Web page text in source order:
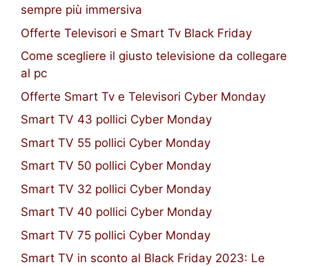
sempre più immersiva
Offerte Televisori e Smart Tv Black Friday
Come scegliere il giusto televisione da collegare
al pc
Offerte Smart Tv e Televisori Cyber Monday
Smart TV 43 pollici Cyber Monday
Smart TV 55 pollici Cyber Monday
Smart TV 50 pollici Cyber Monday
Smart TV 32 pollici Cyber Monday
Smart TV 40 pollici Cyber Monday
Smart TV 75 pollici Cyber Monday
Smart TV in sconto al Black Friday 2023: Le